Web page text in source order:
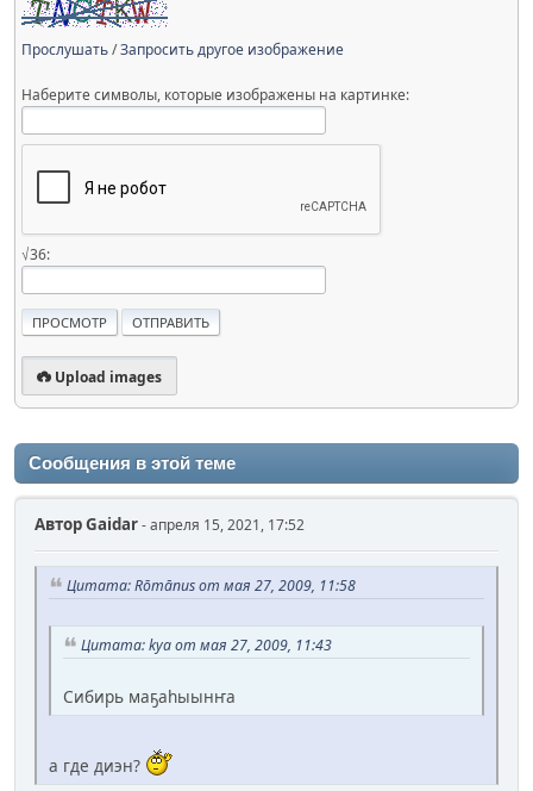
Прослушать/Запросить другое изображение
Наберите символы, которые изображены на картинке:
√36:
Upload images
Сообщения в этой теме
АвторGaidar- апреля 15, 2021, 17:52
Цитата: Rōmānus от мая 27, 2009, 11:58
Цитата: kya от мая 27, 2009, 11:43
Сибирь маҕаһыынҥа
а где диэн?